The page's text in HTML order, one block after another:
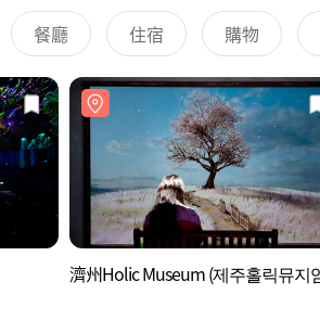
餐廳 住宿 購物
濟州Holic Museum (제주홀릭뮤지